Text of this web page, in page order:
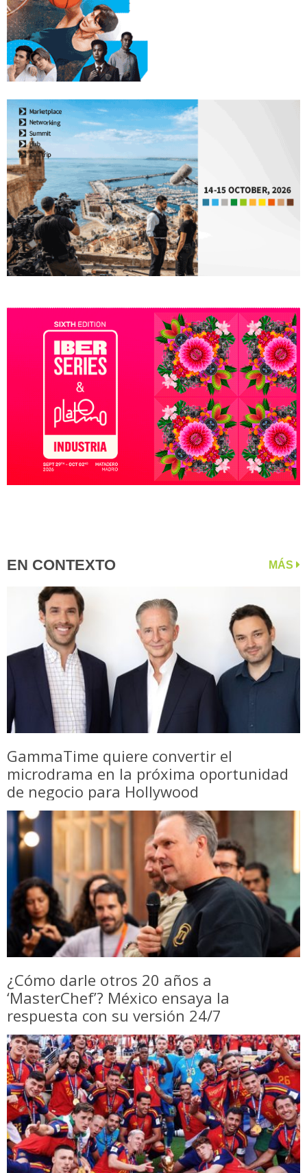
EN CONTEXTO MÁS
GammaTime quiere convertir el
microdrama en la próxima oportunidad
de negocio para Hollywood
¿Cómo darle otros 20 años a
‘MasterChef’? México ensaya la
respuesta con su versión 24/7